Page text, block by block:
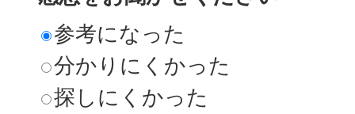
参考になった
分かりにくかった
探しにくかった